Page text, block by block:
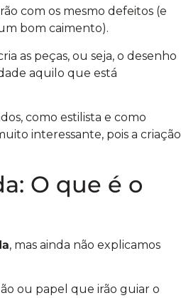
com os mesmo defeitos (e
bom caimento).
as peças, ou seja, o desenho
aquilo que está
como estilista e como
interessante, pois a criação
O que é o
, mas ainda não explicamos
ou papel que irão guiar o